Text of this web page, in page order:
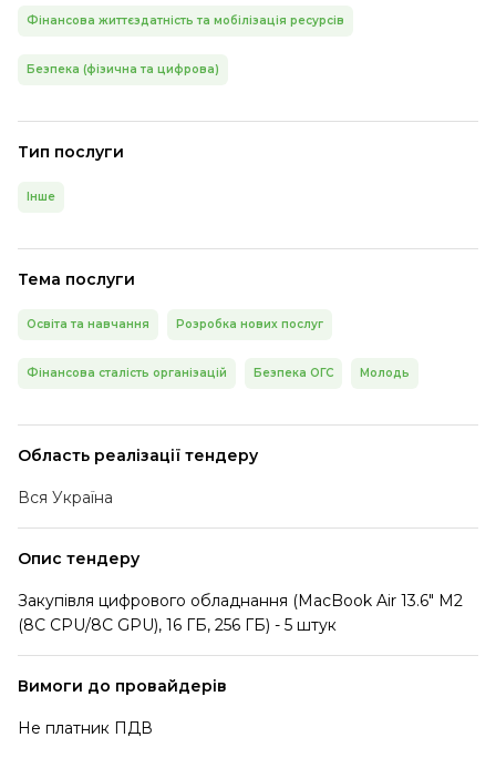
Фінансова життєздатність та мобілізація ресурсів
Безпека (фізична та цифрова)
Тип послуги
Інше
Тема послуги
Освіта та навчання Розробка нових послуг
Фінансова сталість організацій Безпека ОГС Молодь
Область реалізації тендеру
Вся Україна
Опис тендеру
Закупівля цифрового обладнання (MacBook Air 13.6" M2
(8C CPU/8C GPU), 16 ГБ, 256 ГБ) - 5 штук
Вимоги до провайдерів
Не платник ПДВ